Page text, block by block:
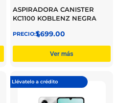
ASPIRADORA CANISTER
KC1100 KOBLENZ NEGRA
$
1,699.00
Ver más
Llévatelo a crédito